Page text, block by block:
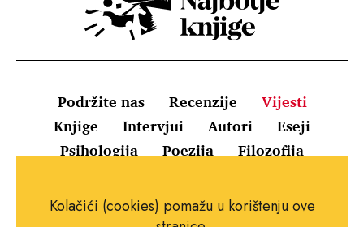
Podržite nas Recenzije
Vijesti
Knjige
Intervjui Autori
Eseji
Psihologija
Poezija Filozofija
Uvjeti korištenja
Pravila o kolačićima
Impressum
Kolačići (cookies) pomažu u korištenju ove